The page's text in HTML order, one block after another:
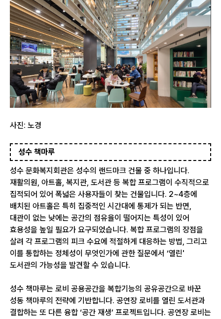
사진: 노경
성수 책마루
성수 문화복지회관은 성수의 랜드마크 건물 중 하나입니다.
재활의원, 아트홀, 복지관, 도서관 등 복합 프로그램이 수직적으로
집적되어 있어 폭넓은 사용자들이 찾는 건물입니다. 2~4층에
배치된 아트홀은 특히 집중적인 시간대에 통제가 되는 반면,
대관이 없는 낮에는 공간의 점유율이 떨어지는 특성이 있어
효용성을 높일 필요가 요구되었습니다. 복합 프로그램의 장점을
살려 각 프로그램의 피크 수요에 적절하게 대응하는 방법, 그리고
이를 통합하는 정체성이 무엇인가에 관한 질문에서 ‘열린'
도서관의 가능성을 발견할 수 있습니다.
성수 책마루는 로비 공용공간을 복합기능의 공유공간으로 바꾼
성동 책마루의 전략에 기반합니다. 공연장 로비를 열린 도서관과
결합하는 또 다른 융합 ‘공간 재생’ 프로젝트입니다. 공연장 로비는